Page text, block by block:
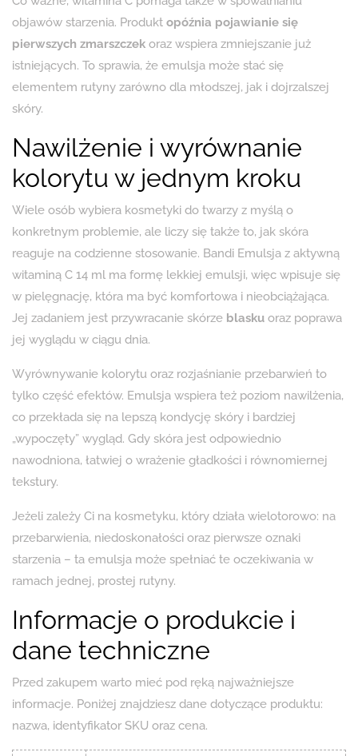
objawów starzenia. Produkt opóźnia pojawianie się
pierwszych zmarszczek oraz wspiera zmniejszanie już
istniejących. To sprawia, że emulsja może stać się
elementem rutyny zarówno dla młodszej, jak i dojrzalszej
skóry.
Nawilżenie i wyrównanie
kolorytu w jednym kroku
Wiele osób wybiera kosmetyki do twarzy z myślą o
konkretnym problemie, ale liczy się także to, jak skóra
reaguje na codzienne stosowanie. Bandi Emulsja z aktywną
witaminą C 14 ml ma formę lekkiej emulsji, więc wpisuje się
w pielęgnację, która ma być komfortowa i nieobciążająca.
Jej zadaniem jest przywracanie skórze blasku oraz poprawa
jej wyglądu w ciągu dnia.
Wyrównywanie kolorytu oraz rozjaśnianie przebarwień to
tylko część efektów. Emulsja wspiera też poziom nawilżenia,
co przekłada się na lepszą kondycję skóry i bardziej
„wypoczęty” wygląd. Gdy skóra jest odpowiednio
nawodniona, łatwiej o wrażenie gładkości i równomiernej
tekstury.
Jeżeli zależy Ci na kosmetyku, który działa wielotorowo: na
przebarwienia, niedoskonałości oraz pierwsze oznaki
starzenia – ta emulsja może spełniać te oczekiwania w
ramach jednej, prostej rutyny.
Informacje o produkcie i
dane techniczne
Przed zakupem warto mieć pod ręką najważniejsze
informacje. Poniżej znajdziesz dane dotyczące produktu:
nazwa, identyfikator SKU oraz cena.